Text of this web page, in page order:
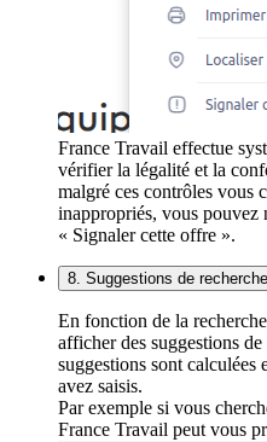
France Travail effectue
vérifier la légalité et la
malgré ces contrôles vous
inappropriés, vous pouvez
« Signaler cette offre ».
8. Suggestions de recherche
En fonction de la
afficher des suggestions
suggestions sont calculées
avez saisis.
Par exemple si vous
France Travail peut vous